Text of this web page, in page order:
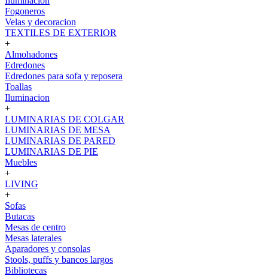
Fogoneros
Velas y decoracion
TEXTILES DE EXTERIOR
+
Almohadones
Edredones
Edredones para sofa y reposera
Toallas
Iluminacion
+
LUMINARIAS DE COLGAR
LUMINARIAS DE MESA
LUMINARIAS DE PARED
LUMINARIAS DE PIE
Muebles
+
LIVING
+
Sofas
Butacas
Mesas de centro
Mesas laterales
Aparadores y consolas
Stools, puffs y bancos largos
Bibliotecas